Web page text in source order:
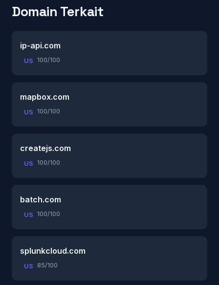
Domain Terkait
ip-api.com
US 100/100
mapbox.com
US 100/100
createjs.com
US 100/100
batch.com
US 100/100
splunkcloud.com
US 85/100